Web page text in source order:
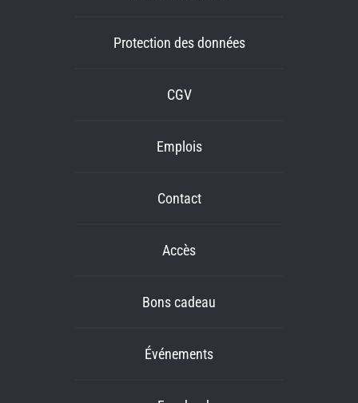
Protection des données
CGV
Emplois
Contact
Accès
Bons cadeau
Événements